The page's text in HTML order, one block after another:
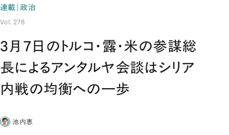
連載｜政治
Vol. 278
3月7日のトルコ・露・米の参謀総
長によるアンタルヤ会談はシリア
内戦の均衡への一歩
池内恵